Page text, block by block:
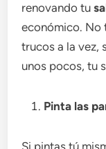
renovando tu
económico. No
trucos a la vez,
unos pocos, tu
Pinta las
Si pintas tú